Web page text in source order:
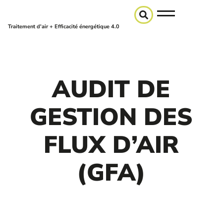
Traitement d'air + Efficacité énergétique 4.0
AUDIT DE
GESTION DES
FLUX D’AIR
(GFA)